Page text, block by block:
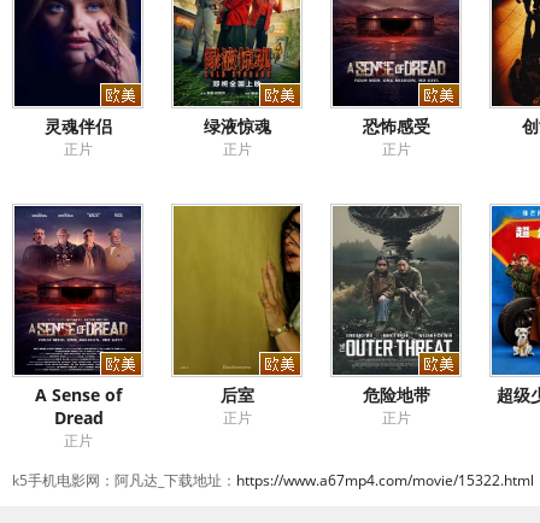
灵魂伴侣
正片
绿液惊魂
正片
恐怖感受
正片
A Sense of
Dread
正片
后室
正片
危险地带
正片
超级
k5手机电影网：阿凡达_下载地址： https://www.a67mp4.com/movie/15322.html